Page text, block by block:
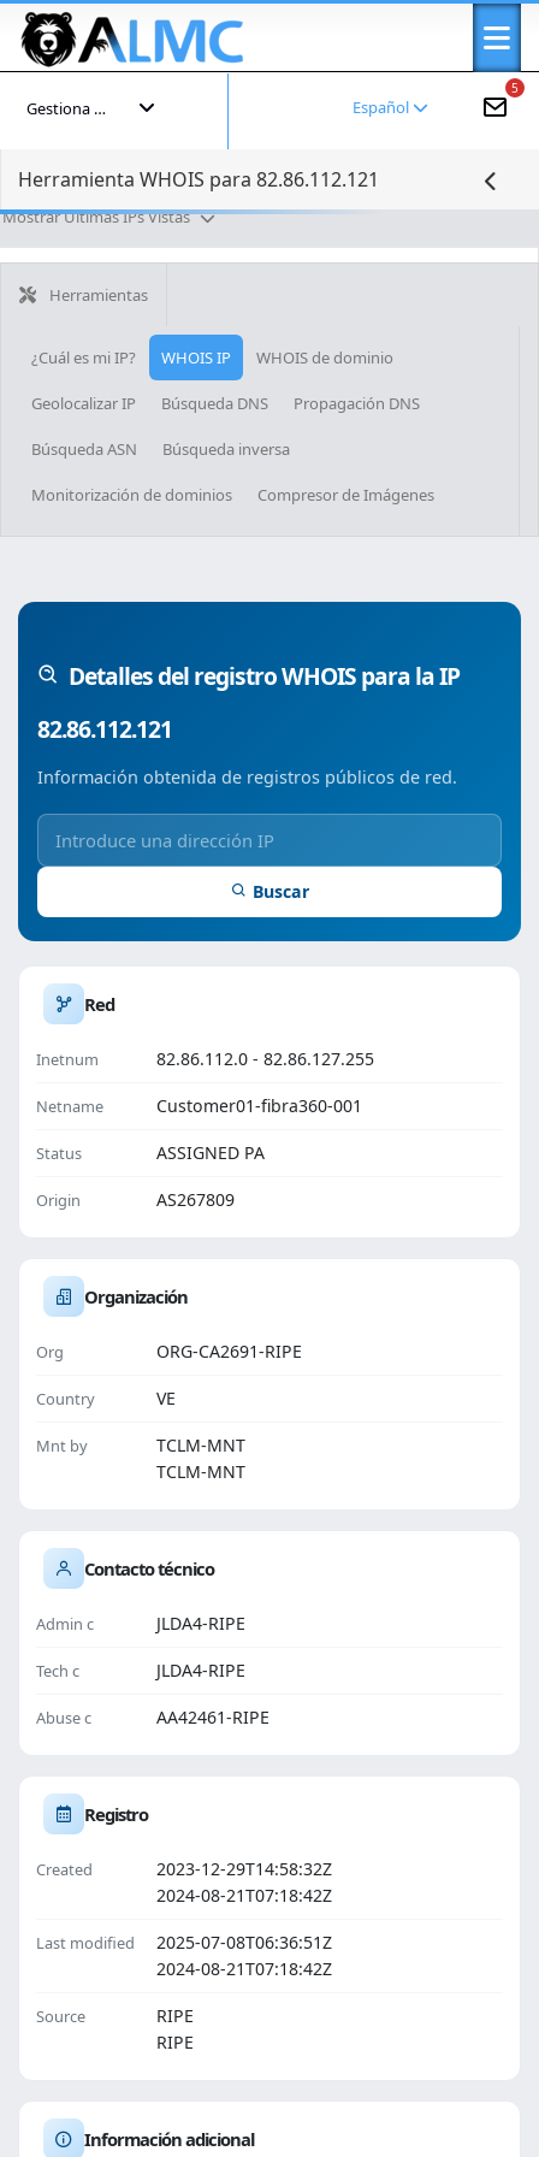
5
Español
Gestiona tu cuenta
Herramienta WHOIS para 82.86.112.121
Mostrar Últimas IPs Vistas
Herramientas
¿Cuál es mi IP? WHOIS IP WHOIS de dominio
Geolocalizar IP Búsqueda DNS Propagación DNS
Búsqueda ASN Búsqueda inversa
Monitorización de dominios Compresor de Imágenes
Detalles del registro WHOIS para la IP
82.86.112.121
Información obtenida de registros públicos de red.
Buscar
Red
Inetnum 82.86.112.0 - 82.86.127.255
Netname Customer01-fibra360-001
Status ASSIGNED PA
Origin AS267809
Organización
Org ORG-CA2691-RIPE
Country VE
Mnt by
TCLM-MNT
TCLM-MNT
Contacto técnico
Admin c JLDA4-RIPE
Tech c JLDA4-RIPE
Abuse c AA42461-RIPE
Registro
Created
2023-12-29T14:58:32Z
2024-08-21T07:18:42Z
Last modified
2025-07-08T06:36:51Z
2024-08-21T07:18:42Z
Source
RIPE
RIPE
Información adicional